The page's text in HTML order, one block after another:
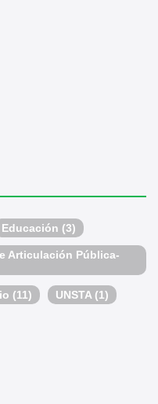
Educación (3)
Articulación Pública-
(11) UNSTA (1)